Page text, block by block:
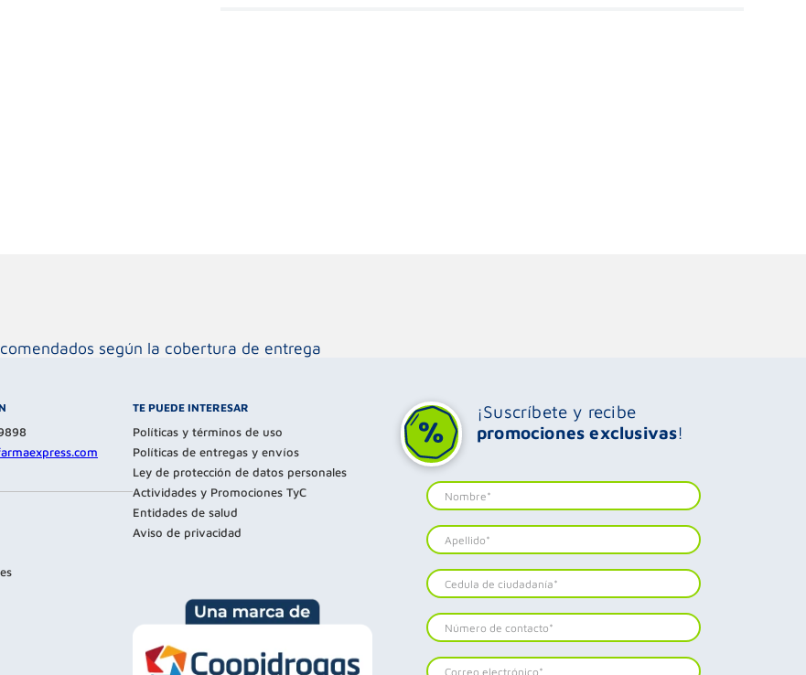
según la cobertura de entrega
TE PUEDE INTERESAR
Políticas y términos de uso
Políticas de entregas y envíos
Ley de protección de datos personales
Actividades y Promociones TyC
Entidades de salud
Aviso de privacidad
¡Suscríbete y recibe
promociones exclusivas!